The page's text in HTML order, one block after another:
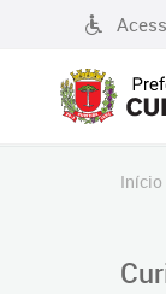
Início